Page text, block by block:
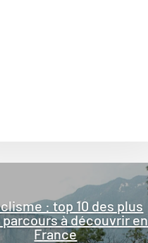
: top 10 des plus
parcours à découvrir en
France